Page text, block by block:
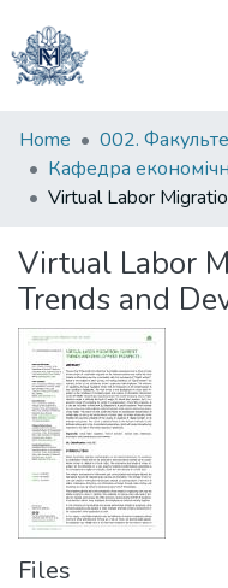
Communities
&
Collections
Statistics
Home
Virtual Labor
Trends and
Files